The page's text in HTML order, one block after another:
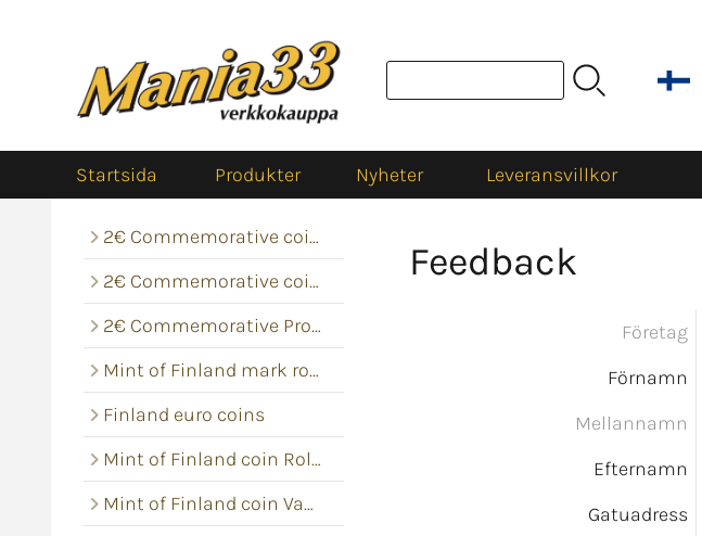
Startsida Produkter Nyheter Leveransvillkor
2€ Commemorative coins
2€ Commemorative coin rolls
2€ Commemorative Proof
Mint of Finland mark rolls
Finland euro coins
Mint of Finland coin Rolls
Mint of Finland coin Vacums
Feedback
Företag
Förnamn
Mellannamn
Efternamn
Gatuadress